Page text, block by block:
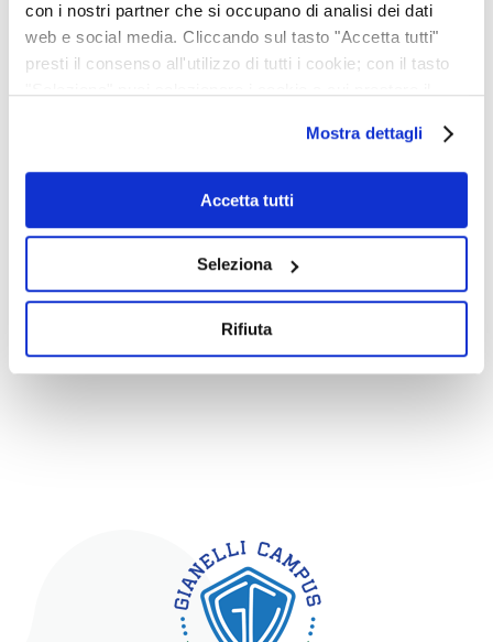
con i nostri partner che si occupano di analisi dei dati
web e social media. Cliccando sul tasto "Accetta tutti"
presti il consenso all'utilizzo di tutti i cookie; con il tasto
destra puoi continuare la navigazione solo con l'utilizzo
dei cookie necessari. Per saperne di più ed
eventualmente modificare il tuo consenso, consulta
l'Informativa su
consenso in qualsiasi momento, accedendo al pannello
Mostra Dettagli.
Mostra dettagli
Accetta tutti
Seleziona
Rifiuta
Il Liceo
nel lavoro, rispetto delle regole,
successi e delusioni. Ma è soprattutto
un modo sano di intendere la vita, a
prescindere dai risultati che ciascuno
Cesare Prandelli,
allenatore